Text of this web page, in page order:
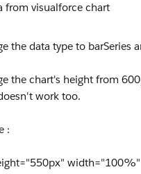
the data type to barSeries
the chart's height from
work too.
: